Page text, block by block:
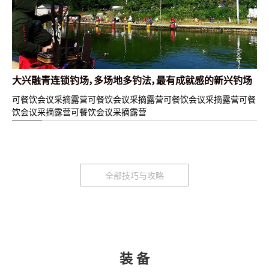
大兴融青连锁钓场，多场地多钓法，最有成就感的新兴钓场
可餐饮会议采摘露营可餐饮会议采摘露营可餐饮会议采摘露营可餐
饮会议采摘露营可餐饮会议采摘露营
全部技巧与攻略
装 备